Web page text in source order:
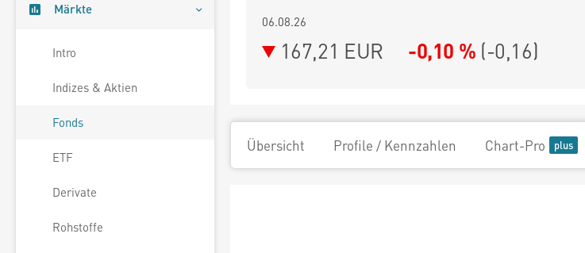
Märkte
Intro
Indizes & Aktien
Fonds
ETF
Derivate
Rohstoffe
06.08.26
167,21 EUR -0,10 % (-0,16)
Übersicht Profile / Kennzahlen Chart-Pro